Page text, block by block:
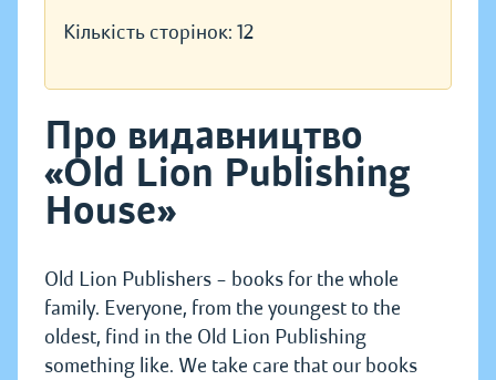
Кількість сторінок: 12
Про видавництво
«Old Lion Publishing
House»
Old Lion Publishers – books for the whole
family. Everyone, from the youngest to the
oldest, find in the Old Lion Publishing
something like. We take care that our books